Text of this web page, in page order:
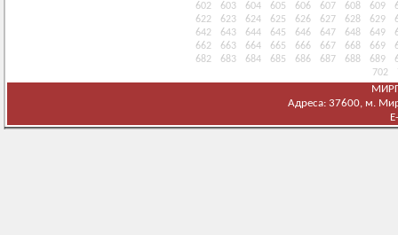
602
603 604 605 606 607 608 609
622
623 624 625 626 627 628 629
642
643 644 645 646 647 648 649
662
663 664 665 666 667 668 669
682
683 684 685 686 687 688 689
702
Адреса: 37600, м.